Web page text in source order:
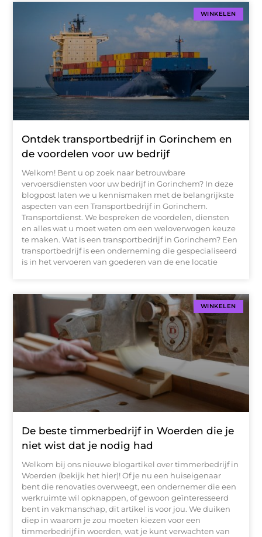
WINKELEN
Ontdek transportbedrijf in Gorinchem en
de voordelen voor uw bedrijf
Welkom! Bent u op zoek naar betrouwbare
vervoersdiensten voor uw bedrijf in Gorinchem? In deze
blogpost laten we u kennismaken met de belangrijkste
aspecten van een Transportbedrijf in Gorinchem.
Transportdienst. We bespreken de voordelen, diensten
en alles wat u moet weten om een weloverwogen keuze
te maken. Wat is een transportbedrijf in Gorinchem? Een
transportbedrijf is een onderneming die gespecialiseerd
is in het vervoeren van goederen van de ene locatie
WINKELEN
De beste timmerbedrijf in Woerden die je
niet wist dat je nodig had
Welkom bij ons nieuwe blogartikel over timmerbedrijf in
Woerden (bekijk het hier)! Of je nu een huiseigenaar
bent die renovaties overweegt, een ondernemer die een
werkruimte wil opknappen, of gewoon geïnteresseerd
bent in vakmanschap, dit artikel is voor jou. We duiken
diep in waarom je zou moeten kiezen voor een
timmerbedrijf in woerden, wat je kunt verwachten van